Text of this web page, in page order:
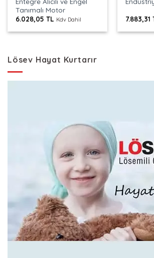
Tanımalı Motor
6.028,05TL Kdv Dahil 7.883,31
Lösev Hayat Kurtarır